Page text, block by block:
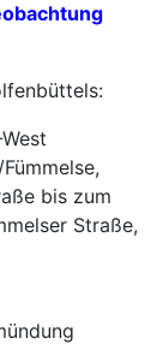
bis zum
Straße,